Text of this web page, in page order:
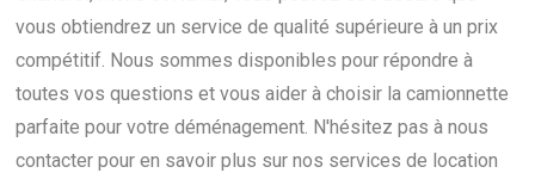
vous obtiendrez un service de qualité supérieure à un prix
compétitif. Nous sommes disponibles pour répondre à
toutes vos questions et vous aider à choisir la camionnette
parfaite pour votre déménagement. N'hésitez pas à nous
contacter pour en savoir plus sur nos services de location